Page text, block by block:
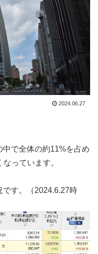
2024.06.27
で全体の約11%を占め
っています。
す。（2024.6.27時